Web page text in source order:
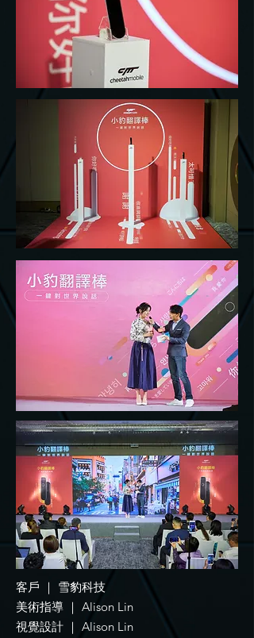
客戶 ｜ 雪豹科技
美術指導 ｜ Alison Lin
視覺設計 ｜ Alison Lin